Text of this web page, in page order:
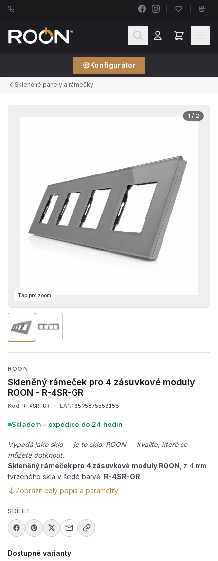
Konfigurátor
Skleněné panely a rámečky
1 / 2
Tap pro zoom
ROON
Skleněný rámeček pro 4 zásuvkové moduly
ROON - R-4SR-GR
Kód: R-4SR-GR · EAN: 8595675553156
Skladem – expedice do 24 hodin
Vypadá jako sklo — je to sklo. ROON — kvalita, které se
můžete dotknout.
Skleněný rámeček pro 4 zásuvkové moduly ROON , z 4 mm
tvrzeného skla v šedé barvě. R-4SR-GR.
Zobrazit celý popis a parametry
SDÍLET
Dostupné varianty